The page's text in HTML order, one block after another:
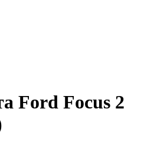
Ford Focus 2